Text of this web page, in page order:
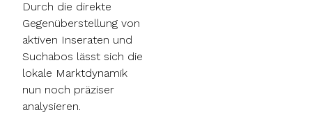
Durch die direkte
Gegenüberstellung von
aktiven Inseraten und
Suchabos lässt sich die
lokale Marktdynamik
nun noch präziser
analysieren.